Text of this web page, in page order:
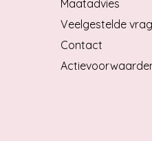
Maatadvies
Veelgestelde
Contact